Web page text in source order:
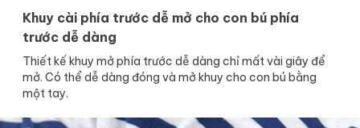
Khuy cài phía trước dễ mở cho con bú phía
trước dễ dàng
Thiết kế khuy mở phía trước dễ dàng chỉ mất vài giây để
mở. Có thể dễ dàng đóng và mở khuy cho con bú bằng
một tay.